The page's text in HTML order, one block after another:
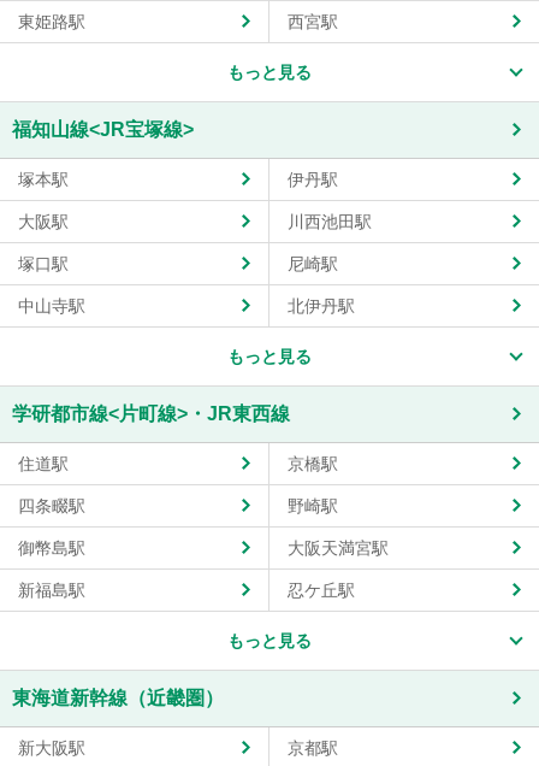
東姫路駅 西宮駅
もっと見る
福知山線<JR宝塚線>
塚本駅 伊丹駅
大阪駅 川西池田駅
塚口駅 尼崎駅
中山寺駅 北伊丹駅
もっと見る
学研都市線<片町線>・JR東西線
住道駅 京橋駅
四条畷駅 野崎駅
御幣島駅 大阪天満宮駅
新福島駅 忍ケ丘駅
もっと見る
東海道新幹線（近畿圏）
新大阪駅 京都駅